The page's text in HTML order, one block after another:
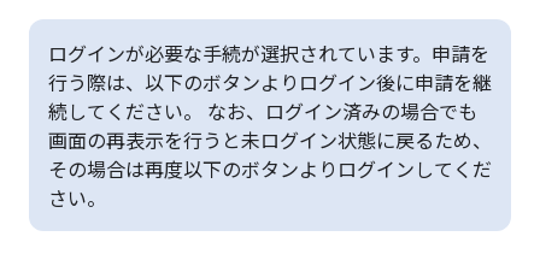
ログインが必要な手続が選択されています。申請を
行う際は、以下のボタンよりログイン後に申請を継
続してください。 なお、ログイン済みの場合でも
画面の再表示を行うと未ログイン状態に戻るため、
その場合は再度以下のボタンよりログインしてくだ
さい。